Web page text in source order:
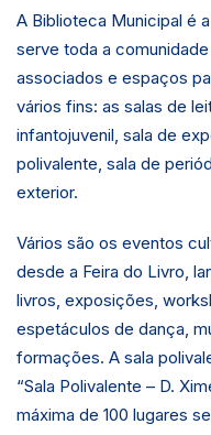
A Biblioteca Municipal é
serve toda a
associados e espaços
vários fins: as salas de
infantojuvenil, sala de
polivalente, sala de
exterior.
Vários são os eventos
desde a Feira do Livro,
livros, exposições,
espetáculos de dança,
formações. A sala
“Sala Polivalente – D.
máxima de 100 lugares